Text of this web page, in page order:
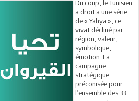
Du coup, le Tunisien
a droit a une série
de « Yahya », ce
vivat décliné par
région, valeur,
symbolique,
émotion. La
campagne
stratégique
préconisée pour
l’ensemble des 33